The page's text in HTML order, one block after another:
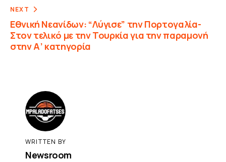
NEXT
Εθνική Νεανίδων: “Λύγισε” την Πορτογαλία-
Στον τελικό με την Τουρκία για την παραμονή
στην Α’ κατηγορία
WRITTEN BY
Newsroom